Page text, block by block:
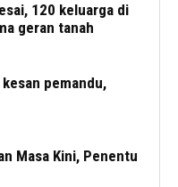
120 keluarga di
geran tanah
pemandu,
Masa Kini, Penentu